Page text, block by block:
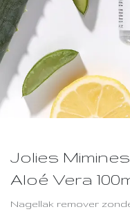
Jolies
Aloé Vera
Nagellak remover